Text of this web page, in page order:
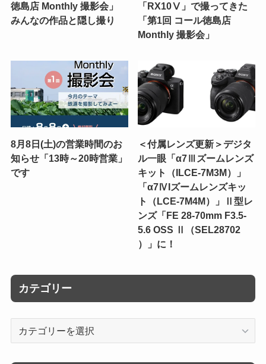
徳島店 Monthly 撮影会」
みんなの作品と隠し撮り
「RX10Ⅴ」で撮ってきた
「第1回 コール徳島店
Monthly 撮影会」
8月8日(土)の営業時間のお
知らせ「13時～20時営業」
です
＜付属レンズ更新＞デジタ
ル一眼「α7Ⅲズームレンズ
キット（ILCE-7M3M）」
「α7ⅣIズームレンズキッ
ト（LCE-7M4M）」Ⅱ型レ
ンズ「FE 28-70mm F3.5-
5.6 OSS Ⅱ（SEL28702
）」に！
カテゴリー